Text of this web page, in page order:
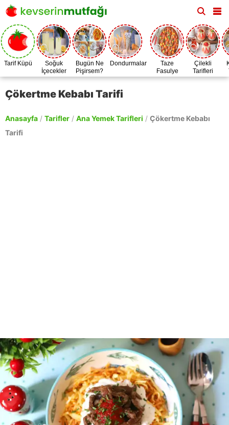
Tarif Küpü
Soğuk
İçecekler
Bugün Ne
Pişirsem?
Dondurmalar
Taze
Fasulye
Zamanı
Çilekli
Tarifleri
Çökertme Kebabı Tarifi
Anasayfa / Tarifler / Ana Yemek Tarifleri / Çökertme Kebabı
Tarifi